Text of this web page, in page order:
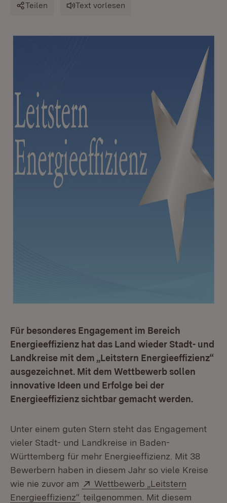
Teilen Text vorlesen
Für besonderes Engagement im Bereich
Energieeffizienz hat das Land wieder Stadt- und
Landkreise mit dem „Leitstern Energieeffizienz“
ausgezeichnet. Mit dem Wettbewerb sollen
innovative Ideen und Erfolge bei der
Energieeffizienz sichtbar gemacht werden.
Unter einem guten Stern steht das Engagement
vieler Stadt- und Landkreise in Baden-
Württemberg für mehr Energieeffizienz. Mit 38
Bewerbern haben in diesem Jahr so viele Kreise
wie nie zuvor am
Extern:
Wettbewerb „Leitstern
Energieeffizienz“ (Öffnet in neuem Fenster)
teilgenommen. Mit diesem